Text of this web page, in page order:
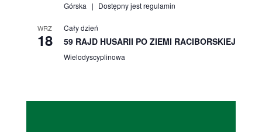
Górska Dostępny jest regulamin
WRZ
18
Cały dzień
59 RAJD HUSARII PO ZIEMI RACIBORSKIEJ
Wielodyscyplinowa